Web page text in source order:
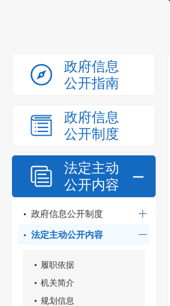
政府信息
公开指南
政府信息
公开制度
法定主动
公开内容
政府信息公开制度
法定主动公开内容
履职依据
机关简介
规划信息